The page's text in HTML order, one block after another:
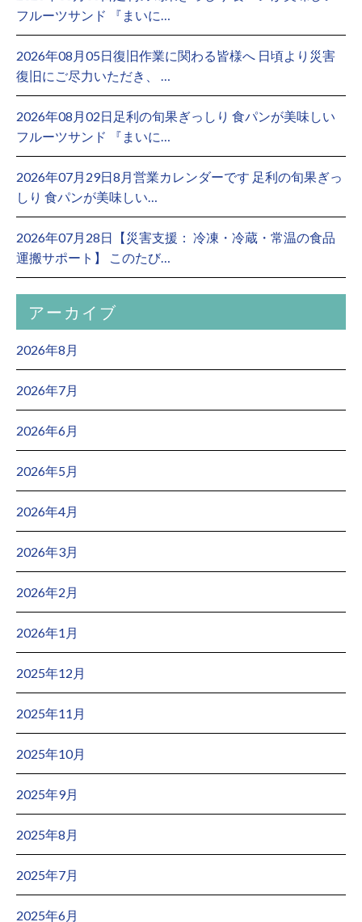
フルーツサンド 『まいに…
2026年08月05日復旧作業に関わる皆様へ 日頃より災害
復旧にご尽力いただき、 …
2026年08月02日足利の旬果ぎっしり 食パンが美味しい
フルーツサンド 『まいに…
2026年07月29日8月営業カレンダーです 足利の旬果ぎっ
しり 食パンが美味しい…
2026年07月28日【災害支援： 冷凍・冷蔵・常温の食品
運搬サポート】 このたび…
アーカイブ
2026年8月
2026年7月
2026年6月
2026年5月
2026年4月
2026年3月
2026年2月
2026年1月
2025年12月
2025年11月
2025年10月
2025年9月
2025年8月
2025年7月
2025年6月